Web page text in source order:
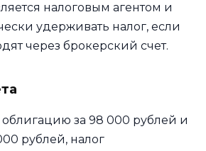
налоговым агентом и
удерживать налог, если
через брокерский счет.
за 98 000 рублей и
рублей, налог